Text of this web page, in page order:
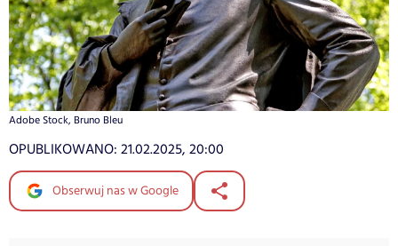
Adobe Stock, Bruno Bleu
OPUBLIKOWANO: 21.02.2025, 20:00
Obserwuj nas w Google